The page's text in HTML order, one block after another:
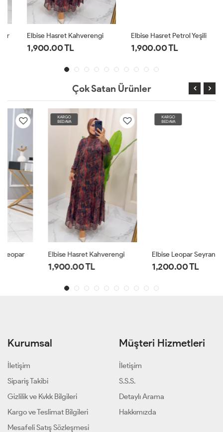
Elbise Hasret Kahverengi
1,900.00 TL
Elbise Hasret Petrol Yeşili
1,900.00 TL
Çok Satan Ürünler
KARGO
BEDAVA
Elbise Hasret Kahverengi
1,900.00 TL
KARGO
BEDAVA
Elbise Leopar Seyran Leopar
1,200.00 TL
Kurumsal
İletişim
Sipariş Takibi
Gizlilik ve Kvkk Bilgileri
Kargo ve Teslimat Bilgileri
Mesafeli Satış Sözleşmesi
Müşteri Hizmetleri
İletişim
S.S.S.
Detaylı Arama
Hakkımızda